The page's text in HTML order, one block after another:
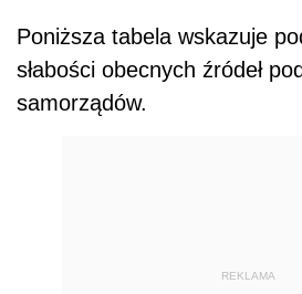
Poniższa tabela wskazuje
słabości obecnych źródeł
samorządów.
REKLAMA